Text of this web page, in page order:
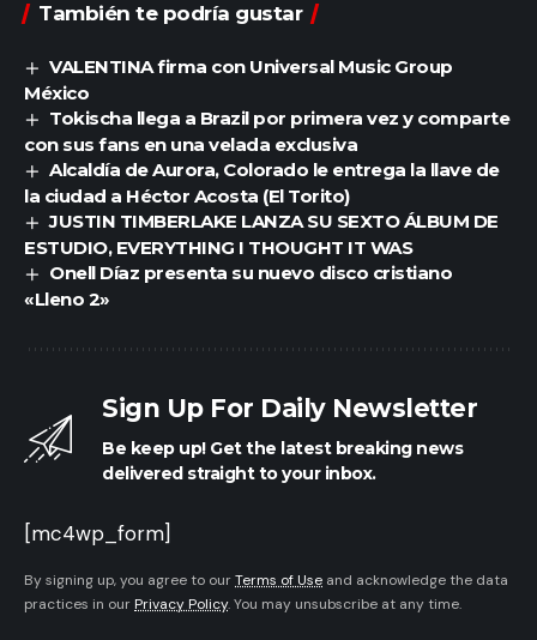
También te podría gustar
VALENTINA firma con Universal Music Group
México
Tokischa llega a Brazil por primera vez y comparte
con sus fans en una velada exclusiva
Alcaldía de Aurora, Colorado le entrega la llave de
la ciudad a Héctor Acosta (El Torito)
JUSTIN TIMBERLAKE LANZA SU SEXTO ÁLBUM DE
ESTUDIO, EVERYTHING I THOUGHT IT WAS
Onell Díaz presenta su nuevo disco cristiano
«Lleno 2»
Sign Up For Daily Newsletter
Be keep up! Get the latest breaking news
delivered straight to your inbox.
[mc4wp_form]
By signing up, you agree to ourTerms of Use and acknowledge the data
practices in our Privacy Policy. You may unsubscribe at any time.